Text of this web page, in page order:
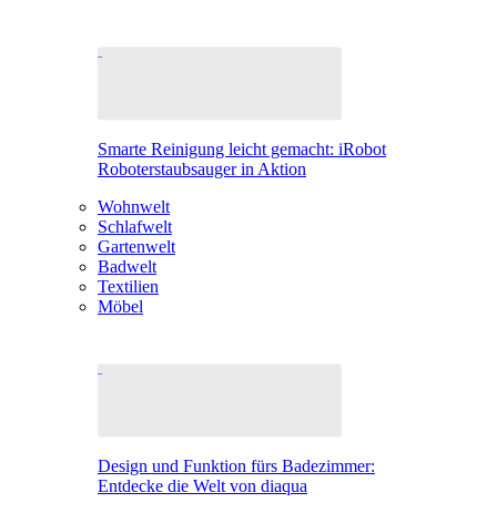
Smarte Reinigung leicht gemacht: iRobot
Roboterstaubsauger in Aktion
Wohnwelt
Schlafwelt
Gartenwelt
Badwelt
Textilien
Möbel
Design und Funktion fürs Badezimmer:
Entdecke die Welt von diaqua